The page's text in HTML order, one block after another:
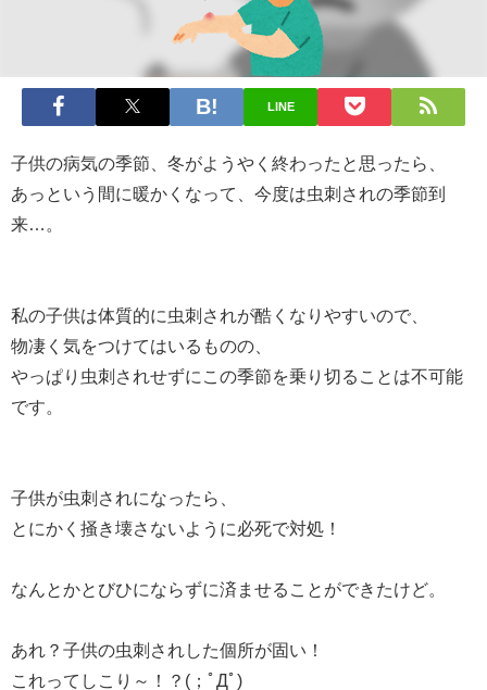
LINE
子供の病気の季節、冬がようやく終わったと思ったら、
あっという間に暖かくなって、今度は虫刺されの季節到
来…。
私の子供は体質的に虫刺されが酷くなりやすいので、
物凄く気をつけてはいるものの、
やっぱり虫刺されせずにこの季節を乗り切ることは不可能
です。
子供が虫刺されになったら、
とにかく掻き壊さないように必死で対処！
なんとかとびひにならずに済ませることができたけど。
あれ？子供の虫刺されした個所が固い！
これってしこり～！？(；ﾟДﾟ)